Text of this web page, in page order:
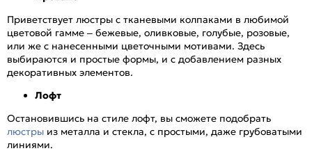
Приветствует люстры с тканевыми колпаками в любимой
цветовой гамме – бежевые, оливковые, голубые, розовые,
или же с нанесенными цветочными мотивами. Здесь
выбираются и простые формы, и с добавлением разных
декоративных элементов.
Лофт
Остановившись на стиле лофт, вы сможете подобрать
люстры из металла и стекла, с простыми, даже грубоватыми
линиями.